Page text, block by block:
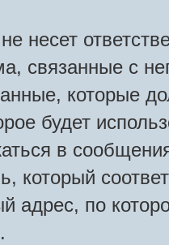
несет
связанные с
которые
будет
в
который
адрес, по